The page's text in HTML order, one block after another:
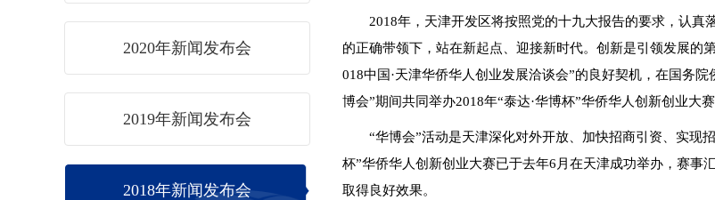
2020年新闻发布会
2019年新闻发布会
2018年新闻发布会
2018年，天津开发区将按照党的十九大报告的要求，认
的正确带领下，站在新起点、迎接新时代。创新是引领发展的
018中国·天津华侨华人创业发展洽谈会”的良好契机，在国务
博会”期间共同举办2018年“泰达·华博杯”华侨华人创新创业大
“华博会”活动是天津深化对外开放、加快招商引资、实现
杯”华侨华人创新创业大赛已于去年6月在天津成功举办，赛事
取得良好效果。